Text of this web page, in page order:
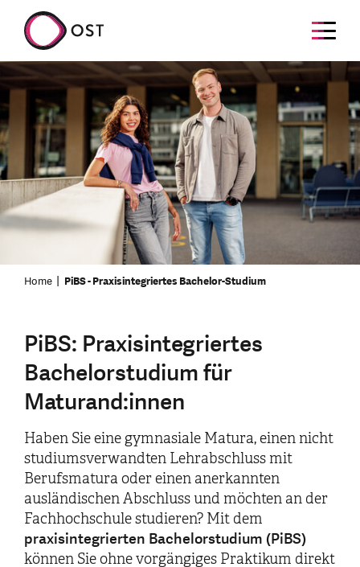
Home PiBS - Praxisintegriertes Bachelor-Studium
PiBS: Praxisintegriertes
Bachelorstudium für
Maturand:innen
Haben Sie eine gymnasiale Matura, einen nicht
studiumsverwandten Lehrabschluss mit
Berufsmatura oder einen anerkannten
ausländischen Abschluss und möchten an der
Fachhochschule studieren? Mit dem
praxisintegrierten Bachelorstudium (PiBS)
können Sie ohne vorgängiges Praktikum direkt